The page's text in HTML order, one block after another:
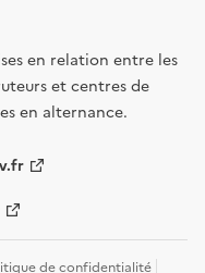
en relation entre les
et centres de
en alternance.
de confidentialité